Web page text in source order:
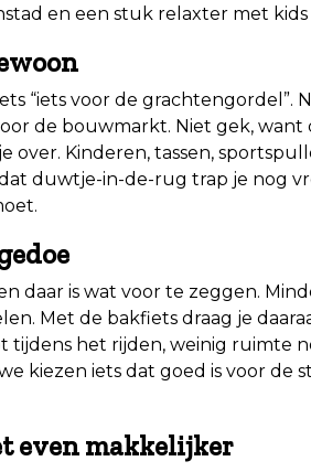
en een stuk relaxter met kids
“iets voor de grachtengordel”.
de bouwmarkt. Niet gek, want
over. Kinderen, tassen,
duwtje-in-de-rug trap je nog
daar is wat voor te zeggen.
Met de bakfiets draag je
tijdens het rijden, weinig ruimte
kiezen iets dat goed is voor de
even makkelijker